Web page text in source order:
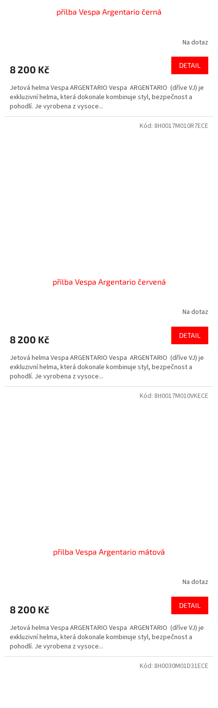
přilba Vespa Argentario černá
Na dotaz
8 200 Kč DETAIL
Jetová helma Vespa ARGENTARIO Vespa ARGENTARIO (dříve VJ) je
exkluzivní helma, která dokonale kombinuje styl, bezpečnost a
pohodlí. Je vyrobena z vysoce...
přilba Vespa Argentario červená
je
z
5
hvězdiček.
Na dotaz
8 200 Kč DETAIL
Jetová helma Vespa ARGENTARIO Vespa ARGENTARIO (dříve VJ) je
exkluzivní helma, která dokonale kombinuje styl, bezpečnost a
pohodlí. Je vyrobena z vysoce...
Kód: 8H0017M010R7ECE
přilba Vespa Argentario mátová
Na dotaz
8 200 Kč DETAIL
Jetová helma Vespa ARGENTARIO Vespa ARGENTARIO (dříve VJ) je
exkluzivní helma, která dokonale kombinuje styl, bezpečnost a
pohodlí. Je vyrobena z vysoce...
Kód: 8H0017M010VKECE
Kód: 8H0030M01D31ECE